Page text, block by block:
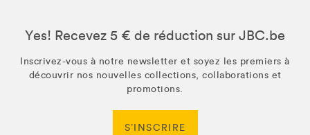
Yes! Recevez 5 € de réduction sur JBC.be
Inscrivez-vous à notre newsletter et soyez les premiers à
découvrir nos nouvelles collections, collaborations et
promotions.
S’INSCRIRE